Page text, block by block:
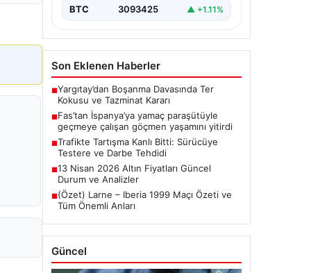
BTC 3093425 ▲ +1.11%
Son Eklenen Haberler
■Yargıtay’dan Boşanma Davasında Ter
Kokusu ve Tazminat Kararı
■Fas’tan İspanya’ya yamaç paraşütüyle
geçmeye çalışan göçmen yaşamını yitirdi
■Trafikte Tartışma Kanlı Bitti: Sürücüye
Testere ve Darbe Tehdidi
■13 Nisan 2026 Altın Fiyatları Güncel
Durum ve Analizler
■(Özet) Larne – Iberia 1999 Maçı Özeti ve
Tüm Önemli Anları
Güncel